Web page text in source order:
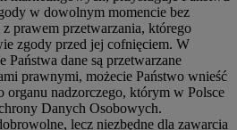
w dowolnym momencie bez
prawem przetwarzania, którego
zgody przed jej cofnięciem. W
Państwa dane są przetwarzane
prawnymi, możecie Państwo wnieść
organu nadzorczego, którym w Polsce
Danych Osobowych.
lecz niezbędne dla zawarcia